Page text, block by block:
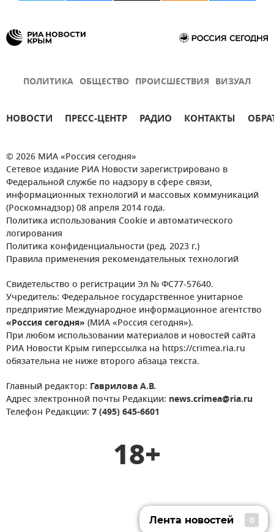
ПОЛИТИКА ОБЩЕСТВО ПРОИСШЕСТВИЯ ВИЗУАЛ
НОВОСТИ ПРЕСС-ЦЕНТР РАДИО КОНТАКТЫ
© 2026 МИА «Россия сегодня»
Сетевое издание РИА Новости зарегистрировано в
Федеральной службе по надзору в сфере связи,
информационных технологий и массовых коммуникаций
(Роскомнадзор) 08 апреля 2014 года.
Политика использования Cookie и автоматического
логирования
Политика конфиденциальности (ред. 2023 г.)
Правила применения рекомендательных технологий
Свидетельство о регистрации Эл № ФС77-57640.
Учредитель: Федеральное государственное унитарное
предприятие Международное информационное агентство
«Россия сегодня» (МИА «Россия сегодня»).
При любом использовании материалов и новостей сайта
РИА Новости Крым гиперссылка на https://crimea.ria.ru
обязательна не ниже второго абзаца текста.
Главный редактор: Гаврилова А.В.
Адрес электронной почты Редакции: news.crimea@ria.ru
Телефон Редакции: 7 (495) 645-6601
18+
Лента новостей 0